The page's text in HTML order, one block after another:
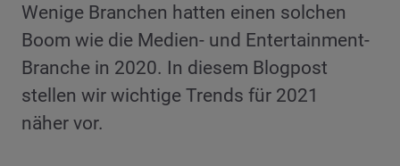
Wenige Branchen hatten einen solchen
Boom wie die Medien- und Entertainment-
Branche in 2020. In diesem Blogpost
stellen wir wichtige Trends für 2021
näher vor.